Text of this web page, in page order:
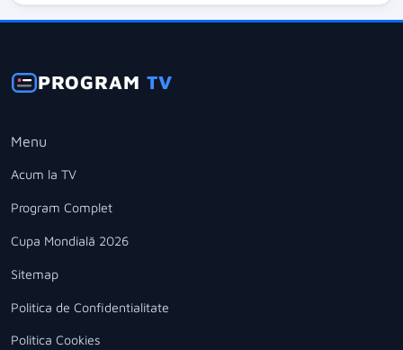
PROGRAMTV
Menu
Acum la TV
Program Complet
Cupa Mondială 2026
Sitemap
Politica de Confidentialitate
Politica Cookies